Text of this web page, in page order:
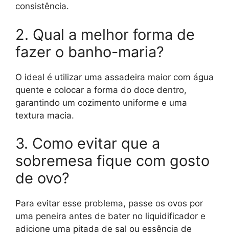
consistência.
2. Qual a melhor forma de
fazer o banho-maria?
O ideal é utilizar uma assadeira maior com água
quente e colocar a forma do doce dentro,
garantindo um cozimento uniforme e uma
textura macia.
3. Como evitar que a
sobremesa fique com gosto
de ovo?
Para evitar esse problema, passe os ovos por
uma peneira antes de bater no liquidificador e
adicione uma pitada de sal ou essência de